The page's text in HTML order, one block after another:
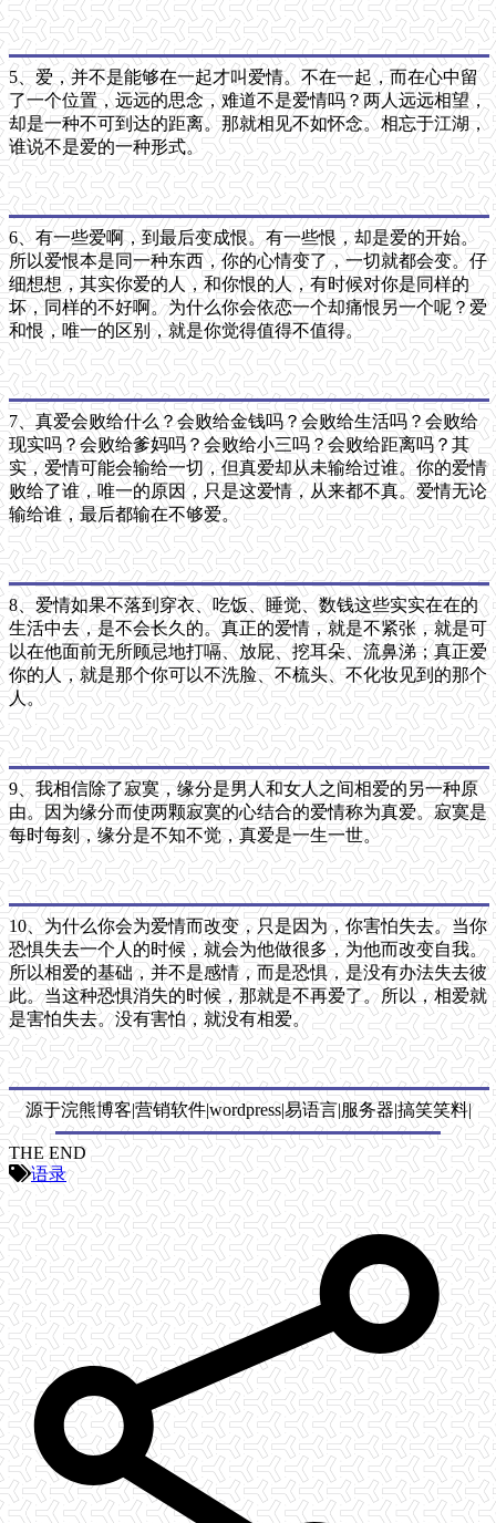
5、爱，并不是能够在一起才叫爱情。不在一起，而在心中留
了一个位置，远远的思念，难道不是爱情吗？两人远远相望，
却是一种不可到达的距离。那就相见不如怀念。相忘于江湖，
谁说不是爱的一种形式。
6、有一些爱啊，到最后变成恨。有一些恨，却是爱的开始。
所以爱恨本是同一种东西，你的心情变了，一切就都会变。仔
细想想，其实你爱的人，和你恨的人，有时候对你是同样的
坏，同样的不好啊。为什么你会依恋一个却痛恨另一个呢？爱
和恨，唯一的区别，就是你觉得值得不值得。
7、真爱会败给什么？会败给金钱吗？会败给生活吗？会败给
现实吗？会败给爹妈吗？会败给小三吗？会败给距离吗？其
实，爱情可能会输给一切，但真爱却从未输给过谁。你的爱情
败给了谁，唯一的原因，只是这爱情，从来都不真。爱情无论
输给谁，最后都输在不够爱。
8、爱情如果不落到穿衣、吃饭、睡觉、数钱这些实实在在的
生活中去，是不会长久的。真正的爱情，就是不紧张，就是可
以在他面前无所顾忌地打嗝、放屁、挖耳朵、流鼻涕；真正爱
你的人，就是那个你可以不洗脸、不梳头、不化妆见到的那个
人。
9、我相信除了寂寞，缘分是男人和女人之间相爱的另一种原
由。因为缘分而使两颗寂寞的心结合的爱情称为真爱。寂寞是
每时每刻，缘分是不知不觉，真爱是一生一世。
10、为什么你会为爱情而改变，只是因为，你害怕失去。当你
恐惧失去一个人的时候，就会为他做很多，为他而改变自我。
所以相爱的基础，并不是感情，而是恐惧，是没有办法失去彼
此。当这种恐惧消失的时候，那就是不再爱了。所以，相爱就
是害怕失去。没有害怕，就没有相爱。
源于浣熊博客|营销软件|wordpress|易语言|服务器|搞笑笑料|
THE END
语录